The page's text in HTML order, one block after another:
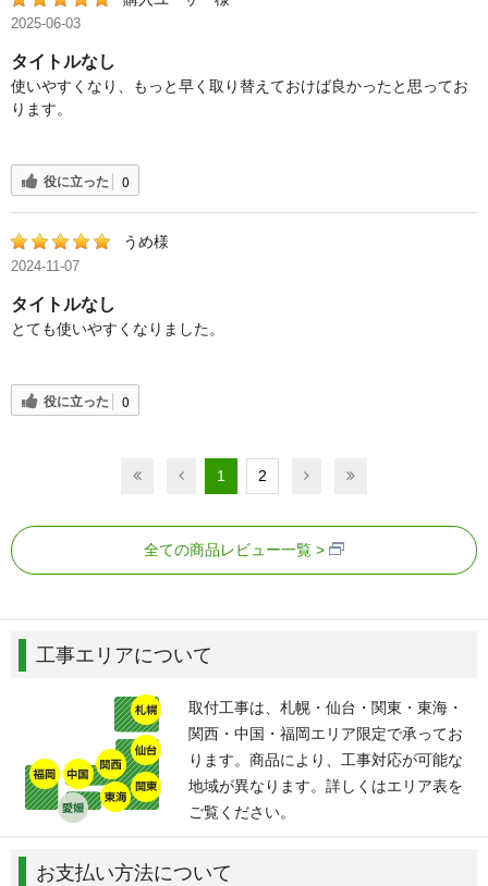
2025-06-03
タイトルなし
使いやすくなり、もっと早く取り替えておけば良かったと思ってお
ります。
役に立った 0
うめ様
2024-11-07
タイトルなし
とても使いやすくなりました。
役に立った 0
1 2
全ての商品レビュー一覧
工事エリアについて
取付工事は、札幌・仙台・関東・東海・
関西・中国・福岡エリア限定で承ってお
ります。商品により、工事対応が可能な
地域が異なります。詳しくはエリア表を
ご覧ください。
お支払い方法について